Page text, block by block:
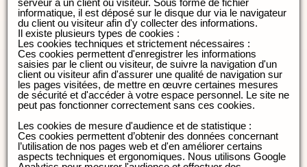
informatique, il est déposé sur le disque dur via le navigateur
du client ou visiteur afin d'y collecter des informations.
Il existe plusieurs types de cookies :
Les cookies techniques et strictement nécessaires :
Ces cookies permettent d'enregistrer les informations
saisies par le client ou visiteur, de suivre la navigation d'un
client ou visiteur afin d'assurer une qualité de navigation sur
les pages visitées, de mettre en œuvre certaines mesures
de sécurité et d'accéder à votre espace personnel. Le site ne
peut pas fonctionner correctement sans ces cookies.
Les cookies de mesure d'audience et de statistique :
Ces cookies permettent d’obtenir des données concernant
l’utilisation de nos pages web et d'en améliorer certains
aspects techniques et ergonomiques. Nous utilisons Google